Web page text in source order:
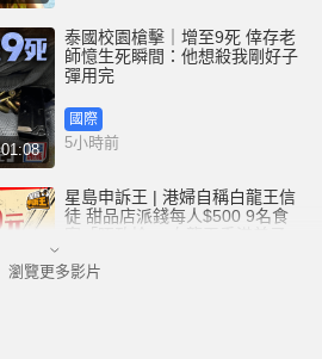
01:08
泰國校園槍擊｜增至9死 倖存老
師憶生死瞬間：他想殺我剛好子
彈用完
國際
5小時前
星島申訴王 | 港婦自稱白龍王信
徒 甜品店派錢每人$500 9名食
客「唔敢拎」 白龍王香港弟子親
港聞
瀏覽更多影片